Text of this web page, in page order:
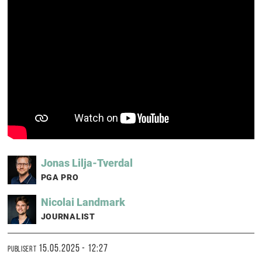
Jonas Lilja-Tverdal
PGA PRO
Nicolai Landmark
JOURNALIST
PUBLISERT 15.05.2025 - 12:27